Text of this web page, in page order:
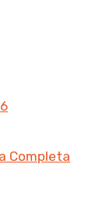
Completa